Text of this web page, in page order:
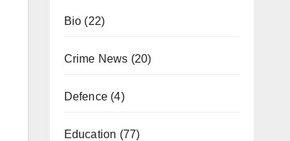
Bio (22)
Crime News (20)
Defence(4)
Education (77)